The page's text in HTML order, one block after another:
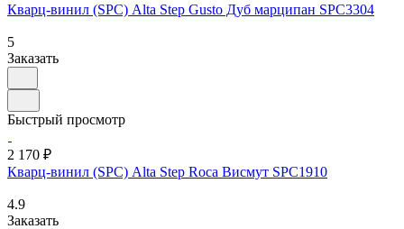
Кварц-винил (SPC) Alta Step Gusto Дуб марципан SPC3304
5
Заказать
Быстрый просмотр
2 170 ₽
Кварц-винил (SPC) Alta Step Roca Висмут SPC1910
4.9
Заказать